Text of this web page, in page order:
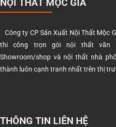
NỘI THẤT MỘC GIA
Công ty CP Sản Xuất Nội Thất Mộc
thi công trọn gói nội thất văn
Showroom/shop và nội thất nhà
thành luôn cạnh tranh nhất trên thị
THÔNG TIN LIÊN HỆ